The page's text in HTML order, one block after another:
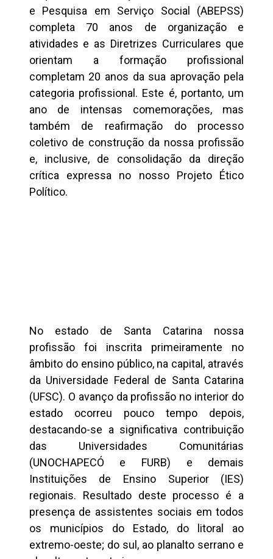
e Pesquisa em Serviço Social (ABEPSS)
completa 70 anos de organização e
atividades e as Diretrizes Curriculares que
orientam a formação profissional
completam 20 anos da sua aprovação pela
categoria profissional. Este é, portanto, um
ano de intensas comemorações, mas
também de reafirmação do processo
coletivo de construção da nossa profissão
e, inclusive, de consolidação da direção
crítica expressa no nosso Projeto Ético
Político.
No estado de Santa Catarina nossa
profissão foi inscrita primeiramente no
âmbito do ensino público, na capital, através
da Universidade Federal de Santa Catarina
(UFSC). O avanço da profissão no interior do
estado ocorreu pouco tempo depois,
destacando-se a significativa contribuição
das Universidades Comunitárias
(UNOCHAPECÓ e FURB) e demais
Instituições de Ensino Superior (IES)
regionais. Resultado deste processo é a
presença de assistentes sociais em todos
os municípios do Estado, do litoral ao
extremo-oeste; do sul, ao planalto serrano e